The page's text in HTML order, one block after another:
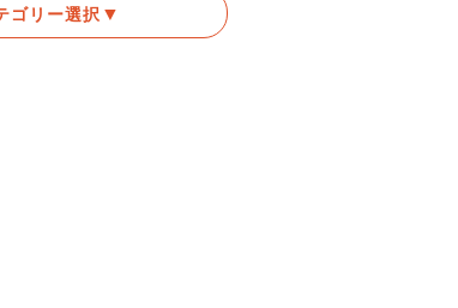
ゴリー選択